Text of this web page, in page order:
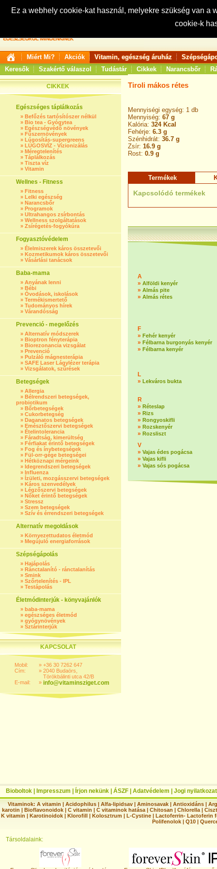
Ez a webhely cookie-kat használ, melyekre szükség van
cookie-k
Keresés:
Miért Mi? Akciók Vitamin, egészség áruház
Keresők
Szakértő válaszol Tudástár Cikkek Narancsbőr
CIKKEK
Egészséges táplálkozás
» Befőzés tartósítószer nélkül
» Bio tea - Gyógytea
» Egészségvédő növények
» Fűszernövények
» Lúgosítás-supergreens
» LÚGOSVÍZ - Vízionizálás
» Méregtelenítés
» Táplálkozás
» Tiszta víz
» Vitamin
Wellnes - Fitness
» Fitness
» Lelki egészség
» Narancsbőr
» Programok
» Ultrahangos zsírbontás
» Wellness szolgáltatások
» Zsírégetés-fogyókúra
Fogyasztóvédelem
» Élelmiszerek káros összetevői
» Kozmetikumok káros összetevői
» Vásárlási tanácsok
Baba-mama
» Anyának lenni
» Bébi
» Óvodások, iskolások
» Termékismertető
» Tudományos hírek
» Várandósság
Prevenció - megelőzés
» Alternatív módszerek
» Bioptron fényterápia
» Biorezonancia vizsgálat
» Prevenció
» Pulzáló mágnesterápia
» SAFE Laser Lágylézer terápia
» Vizsgálatok, szűrések
Betegségek
» Allergia
» Bélrendszeri betegségek,
probiotikum
» Bőrbetegségek
» Cukorbetegség
» Daganatos betegségek
» Emésztőszervi betegségek
» Ételintolerancia
» Fáradtság, kimerültség
» Férfiakat érintő betegségek
» Fog és ínybetegségek
» Fül-orr-gége betegségei
» Hétköznapi mérgeink
» Idegrendszeri betegségek
» Influenza
» Ízületi, mozgásszervi betegségek
» Káros szenvedélyek
» Légzőszervi betegségek
» Nőket érintő betegségek
» Stressz
» Szem betegségek
» Szív és érrendszeri betegségek
Alternatív megoldások
» Környezettudatos életmód
» Megújuló energiaforrások
Szépségápolás
» Hajápolás
» Ránctalanító - ránctalanítás
» Smink
» Szőrtelenítés - IPL
» Testápolás
Életmódinterjúk - könyvajánlók
» baba-mama
» egészséges életmód
» gyógynövények
» Sztárinterjúk
KAPCSOLAT
Mobil:
Cím:
E-mail:
»
»
»
+36 30 7262 647
2040 Budaörs,
Törökbálinti utca 42/B
info@vitaminsziget.com
Tiroli mákos rétes
Mennyiségi egység: 1 db
Mennyiség: 67 g
Kalória: 324 Kcal
Fehérje: 6.3 g
Szénhidrát: 36.7 g
Zsír: 16.9 g
Rost: 0.9 g
Termékek
Kapcsolódó termékek
A
» Alföldi kenyér
» Almás pite
» Almás rétes
F
» Fehér kenyér
» Félbarna burgonyás kenyér
» Félbarna kenyér
L
» Lekváros bukta
R
» Réteslap
» Rizs
» Rongyoskifli
» Rozskenyér
» Rozsliszt
V
» Vajas édes pogácsa
» Vajas kifli
» Vajas sós pogácsa
Bioboltok Impresszum Írjon nekünk ÁSZF Adatvédelem Jogi nyilatkozat
Vitaminok: A vitamin |Acidophilus |Alfa-lipidsav |Aminosavak |Antioxidáns |
karotin | Bioflavonoidok | C vitamin | C vitaminok hatása | Chitosan | Chlorella |
K vitamin | Karotinoidok | Klorofill | Kolosztrum | L-Cystine | Lactoferrin- Lactoferin
Polifenolok |Q10 |
Társoldalaink: